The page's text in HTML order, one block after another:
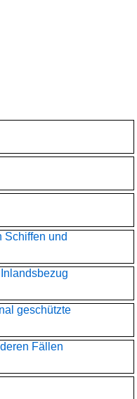
Schiffen und
geschützte
Fällen